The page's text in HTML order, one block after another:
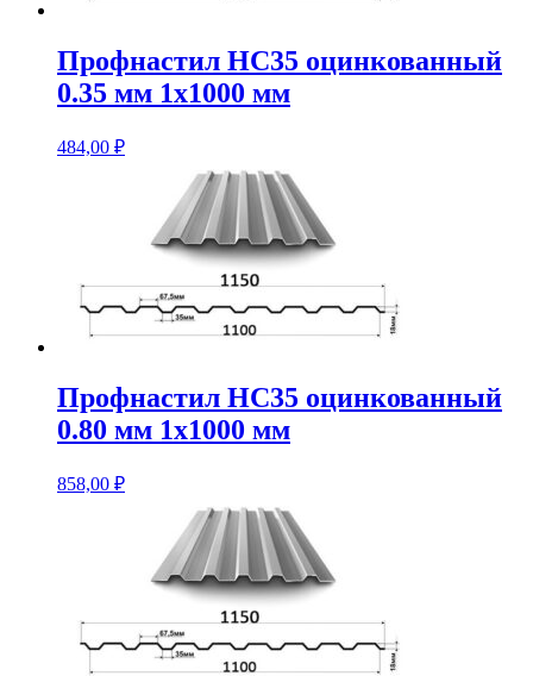
Профнастил НС35 оцинкованный
0.35 мм 1х1000 мм
484,00 ₽
Профнастил НС35 оцинкованный
0.80 мм 1х1000 мм
858,00 ₽